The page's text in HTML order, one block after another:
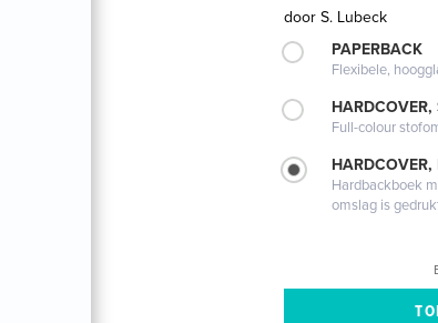
door S. Lubeck
PAPERBACK
Flexibele,
HARDCOVER,
Full-colour
Hardbackboek
omslag is